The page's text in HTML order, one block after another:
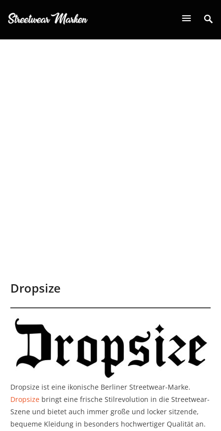
Dropsize
Dropsize ist eine ikonische Berliner Streetwear-Marke.
Dropsize bringt eine frische Stilrevolution in die Streetwear-
Szene und bietet auch immer große und locker sitzende,
bequeme Kleidung in besonders hochwertiger Qualität an.